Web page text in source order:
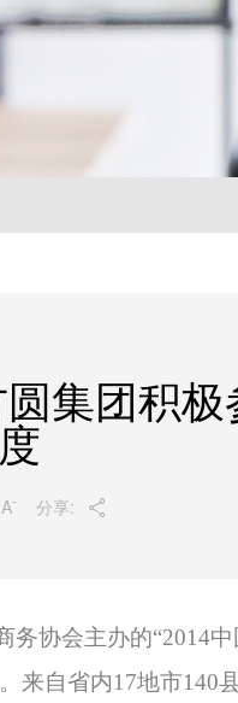
集团积
A- 分享: 
务协会主办的“2014
来自省内17地市140